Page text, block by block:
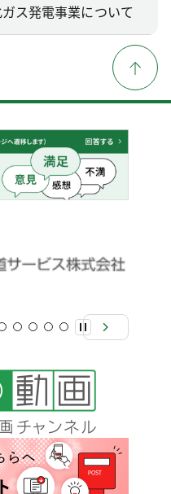
ス発電事業について